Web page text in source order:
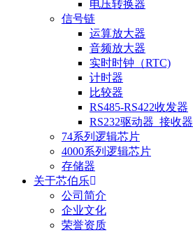
电压转换器
信号链
运算放大器
音频放大器
实时时钟（RTC)
计时器
比较器
RS485-RS422收发器
RS232驱动器_接收器
74系列逻辑芯片
4000系列逻辑芯片
存储器
关于芯伯乐
公司简介
企业文化
荣誉资质